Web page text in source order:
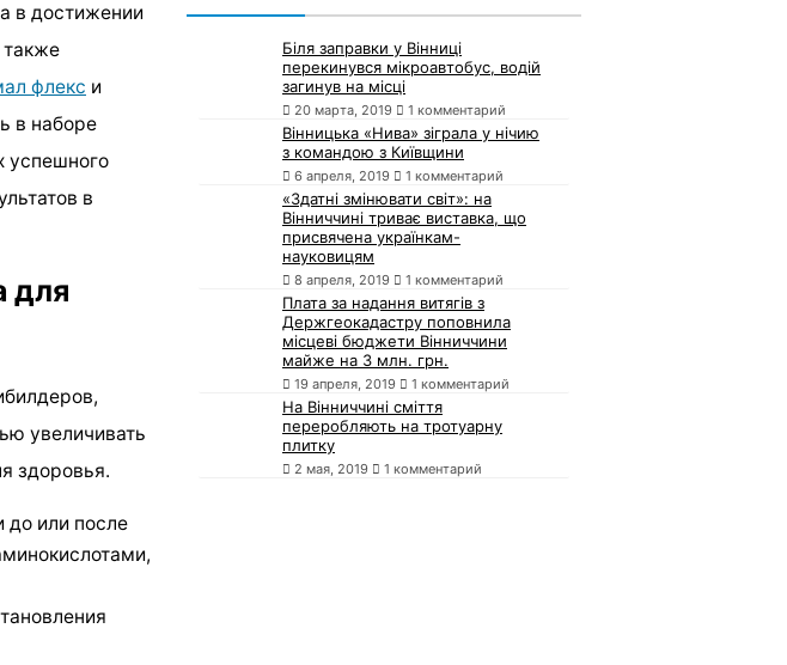
в достижении
флекс и
в наборе
успешного
в
для
увеличивать
здоровья.
до или после
Біля заправки у Вінниці
перекинувся мікроавтобус, водій
загинув на місці
20 марта, 2019 1 комментарий
Вінницька «Нива» зіграла у нічию
з командою з Київщини
6 апреля, 2019 1 комментарий
«Здатні змінювати світ»: на
Вінниччині триває виставка, що
присвячена українкам-
науковицям
8 апреля, 2019 1 комментарий
Плата за надання витягів з
Держгеокадастру поповнила
місцеві бюджети Вінниччини
майже на 3 млн. грн.
19 апреля, 2019 1 комментарий
На Вінниччині сміття
переробляють на тротуарну
плитку
2 мая, 2019 1 комментарий